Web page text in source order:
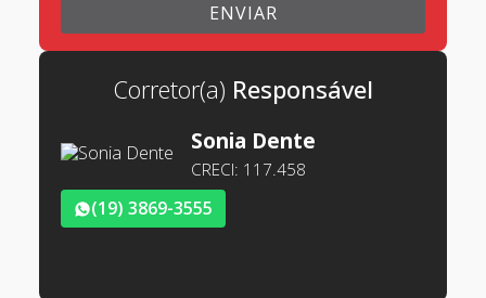
Corretor(a)
Sonia Dente
CRECI: 117.458
(19) 3869-3555